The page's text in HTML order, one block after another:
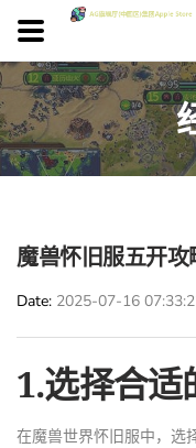
魔兽怀旧服五开
Date 2025-07-16
1.选择合适
在魔兽世界怀旧服中，选